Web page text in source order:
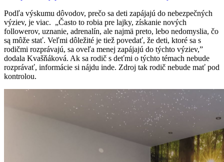
Podľa výskumu dôvodov, prečo sa deti zapájajú do nebezpečných
výziev, je viac. „Často to robia pre lajky, získanie nových
followerov, uznanie, adrenalín, ale najmä preto, lebo nedomyslia, čo
są môže stať. Veľmi dôležité je tiež povedať, že deti, ktoré sa s
rodičmi rozprávajú, sa oveľa menej zapájajú do týchto výziev,”
dodala Kvašňáková. Ak sa rodič s deťmi o týchto témach nebude
rozprávať, informácie si nájdu inde. Zdroj tak rodič nebude mať pod
kontrolou.